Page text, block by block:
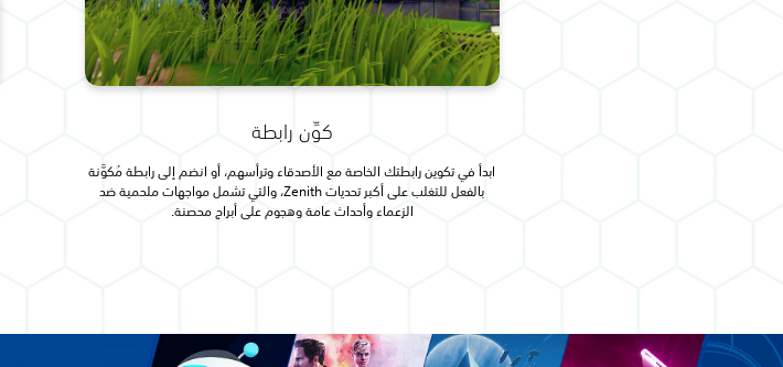
كوِّن رابطة
ابدأ في تكوين رابطتك الخاصة مع الأصدقاء وترأسهم، أو انضم إلى رابطة مُكوَّنة
بالفعل للتغلب على أكبر تحديات Zenith، والتي تشمل مواجهات ملحمية ضد
الزعماء وأحداث عامة وهجوم على أبراج محصنة.